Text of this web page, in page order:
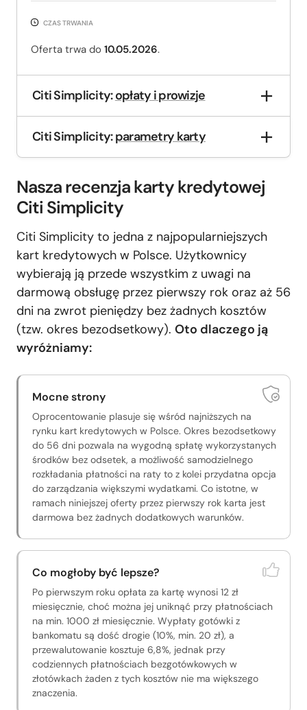
CZAS TRWANIA
Oferta trwa do 10.05.2026.
Citi Simplicity:opłaty i prowizje
Citi Simplicity:parametry karty
Nasza recenzja karty kredytowej
Citi Simplicity
Citi Simplicity to jedna z najpopularniejszych
kart kredytowych w Polsce. Użytkownicy
wybierają ją przede wszystkim z uwagi na
darmową obsługę przez pierwszy rok oraz aż 56
dni na zwrot pieniędzy bez żadnych kosztów
(tzw. okres bezodsetkowy). Oto dlaczego ją
wyróżniamy:
Mocne strony
Oprocentowanie plasuje się wśród najniższych na
rynku kart kredytowych w Polsce. Okres bezodsetkowy
do 56 dni pozwala na wygodną spłatę wykorzystanych
środków bez odsetek, a możliwość samodzielnego
rozkładania płatności na raty to z kolei przydatna opcja
do zarządzania większymi wydatkami. Co istotne, w
ramach niniejszej oferty przez pierwszy rok karta jest
darmowa bez żadnych dodatkowych warunków.
Co mogłoby być lepsze?
Po pierwszym roku opłata za kartę wynosi 12 zł
miesięcznie, choć można jej uniknąć przy płatnościach
na min. 1000 zł miesięcznie. Wypłaty gotówki z
bankomatu są dość drogie (10%, min. 20 zł), a
przewalutowanie kosztuje 6,8%, jednak przy
codziennych płatnościach bezgotówkowych w
złotówkach żaden z tych kosztów nie ma większego
znaczenia.